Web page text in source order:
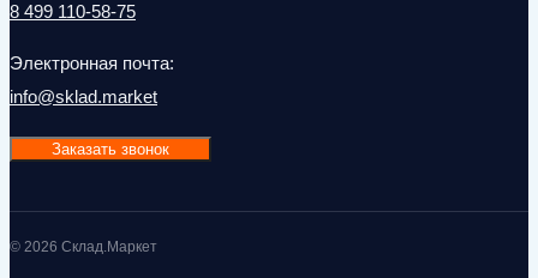
8 499 110-58-75
Электронная почта:
info@sklad.market
Заказать звонок
© 2026 Склад.Маркет